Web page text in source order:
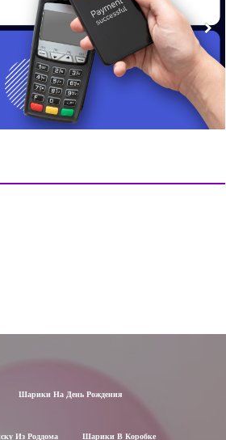
Шарики На День Рождения
Из Роддома Шарики В Коробке